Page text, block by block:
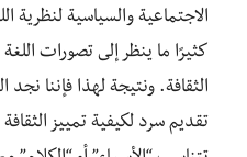
الاجتماعية والسياسية لنظرية
كثيرًا ما ينظر إلى تصورات
الثقافة. ونتيجة لهذا فإننا
تقديم سرد لكيفية تمييز